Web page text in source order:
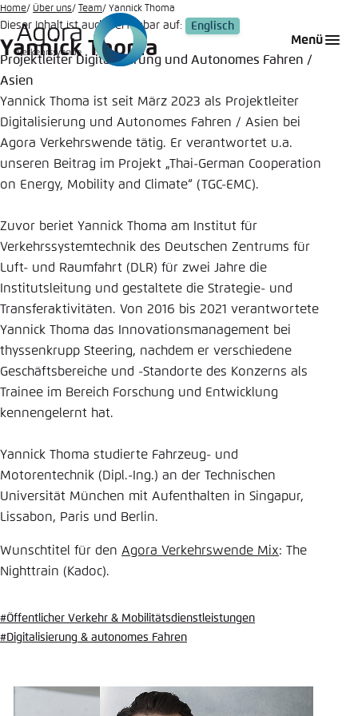
Zum
Hauptinhalt
gehen
Menü
Home Über uns Team Yannick Thoma
Dieser Inhalt ist auch verfügbar auf: Englisch
Yannick Thoma
Projektleiter Digitalisierung und Autonomes Fahren /
Asien
Yannick Thoma ist seit März 2023 als Projektleiter
Digitalisierung und Autonomes Fahren / Asien bei
Agora Verkehrswende tätig. Er verantwortet u.a.
unseren Beitrag im Projekt „Thai-German Cooperation
on Energy, Mobility and Climate“ (TGC-EMC).
Zuvor beriet Yannick Thoma am Institut für
Verkehrssystemtechnik des Deutschen Zentrums für
Luft- und Raumfahrt (DLR) für zwei Jahre die
Institutsleitung und gestaltete die Strategie- und
Transferaktivitäten. Von 2016 bis 2021 verantwortete
Yannick Thoma das Innovationsmanagement bei
thyssenkrupp Steering, nachdem er verschiedene
Geschäftsbereiche und -Standorte des Konzerns als
Trainee im Bereich Forschung und Entwicklung
kennengelernt hat.
Yannick Thoma studierte Fahrzeug- und
Motorentechnik (Dipl.-Ing.) an der Technischen
Universität München mit Aufenthalten in Singapur,
Lissabon, Paris und Berlin.
Wunschtitel für den Agora Verkehrswende Mix: The
Nighttrain (Kadoc).
#Öffentlicher Verkehr & Mobilitätsdienstleistungen
#Digitalisierung & autonomes Fahren
Login
Melden Sie sich an um ..., ... und ... zu verwalten.
Benutzername *
Anmelden
Noch kein Benutzerkonto?
Abbrechen
Sprache auswählen
Deutsch
Englisch
Agora Think Tanks
Erscheinungsbild der Webseite
Diese Webseite passt ihr Farbschema basierend
auf Ihren Einstellungen an. Wählen Sie aus,
welches Farbschema Sie für diese Webseite
verwenden möchten.
Close
Hell
Dunkel
Automatisch
Einstellung für diese Webseite im Browser
speichern